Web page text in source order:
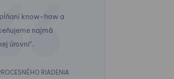
know-how a
najmä
úrovni“.
RIADENIA